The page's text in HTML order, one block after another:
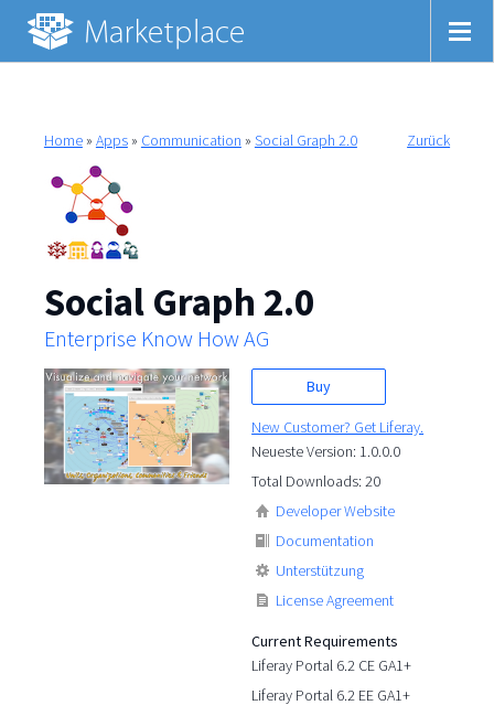
Home» Apps» Communication » Social Graph 2.0 Zurück
Social Graph 2.0
Enterprise Know How AG
Buy
New Customer? Get Liferay.
Neueste Version: 1.0.0.0
Total Downloads: 20
Developer Website
Documentation
Unterstützung
License Agreement
Current Requirements
Liferay Portal 6.2 CE GA1+
Liferay Portal 6.2 EE GA1+